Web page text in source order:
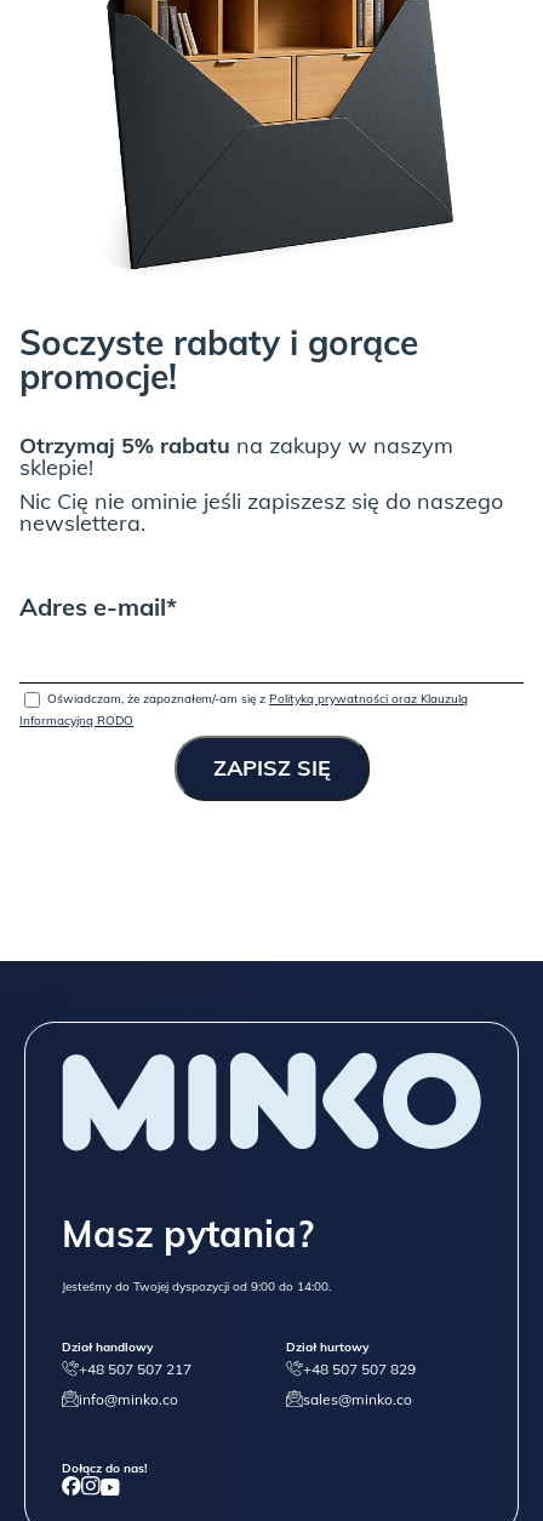
Soczyste rabaty i gorące
promocje!
Otrzymaj 5% rabatu na zakupy w naszym
sklepie!
Nic Cię nie ominie jeśli zapiszesz się do naszego
newslettera.
Adres e-mail*
Oświadczam, że zapoznałem/-am się z Polityką prywatności oraz Klauzulą
Informacyjną RODO
Masz pytania?
Jesteśmy do Twojej dyspozycji od 9:00 do 14:00.
Dział handlowy
+48 507 507 217
info@minko.co
Dział hurtowy
+48 507 507 829
sales@minko.co
Dołącz do nas!